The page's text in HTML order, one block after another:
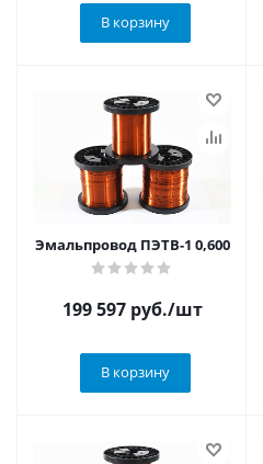
В корзину
Эмальпровод ПЭТВ-1 0,600
199 597руб./шт
В корзину